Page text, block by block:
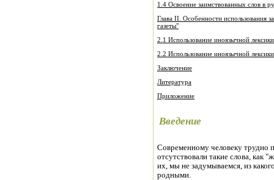
1.4 Освоение заимствованных слов в
Глава II. Особенности использования
газеты"
2.1 Использование иноязычной лексики
2.2 Использование иноязычной
Заключение
Литература
Приложение
Введение
Современному человеку трудно
отсутствовали такие слова, как
их, мы не задумываемся, из
родными.